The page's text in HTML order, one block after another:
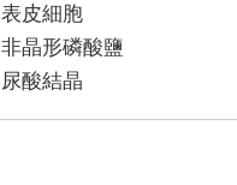
表皮細胞
非晶形磷酸鹽
尿酸結晶